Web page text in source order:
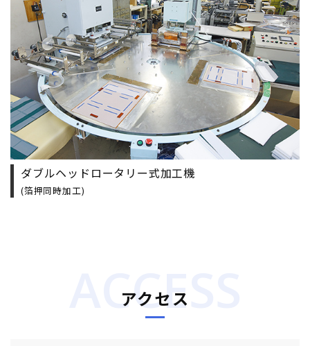
ダブルヘッドロータリー式加工機
(箔押同時加工)
ACCESS
アクセス